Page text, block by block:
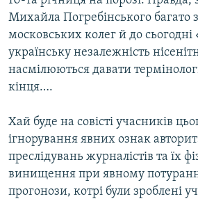
Михайла Погребінського багато
московських колег й до
українську незалежність
насмілюються давати
кінця….
Хай буде на совісті учасників
ігнорування явних ознак
преслідувань журналістів та їх
винищення при явному
прогонози, котрі були зроблені